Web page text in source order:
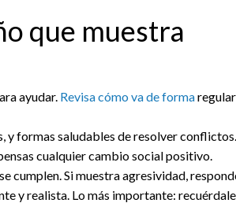
que muestra
ayudar. Revisa cómo va de forma
y formas saludables de resolver conflictos.
cualquier cambio social positivo.
cumplen. Si muestra agresividad,
y realista. Lo más importante: